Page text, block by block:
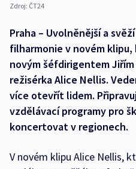
Zdroj: ČT24
Praha – Uvolněnější a
filharmonie v novém
novým šéfdirigentem
režisérka Alice Nellis.
více otevřít lidem.
vzdělávací programy pro
koncertovat v regionech.
V novém klipu Alice Nellis,